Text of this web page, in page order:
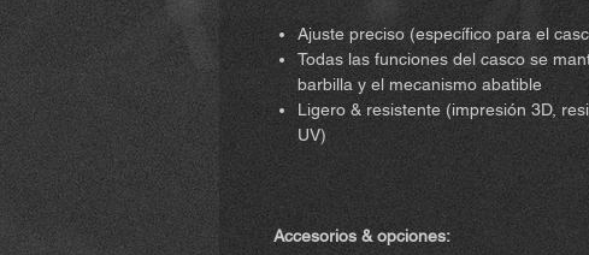
Ajuste preciso (específico para el
Todas las funciones del casco se
barbilla y el mecanismo abatible
Ligero & resistente (impresión 3D,
UV)
Accesorios & opciones: